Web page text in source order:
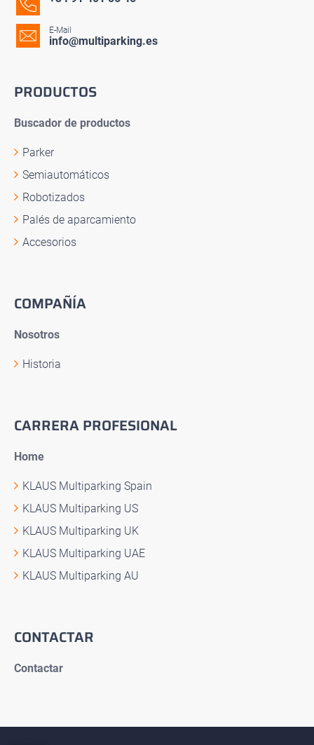
E-Mail
info@multiparking.es
PRODUCTOS
Buscador de productos
Parker
Semiautomáticos
Robotizados
Palés de aparcamiento
Accesorios
COMPAÑÍA
Nosotros
Historia
CARRERA PROFESIONAL
Home
KLAUS Multiparking Spain
KLAUS Multiparking US
KLAUS Multiparking UK
KLAUS Multiparking UAE
KLAUS Multiparking AU
CONTACTAR
Contactar